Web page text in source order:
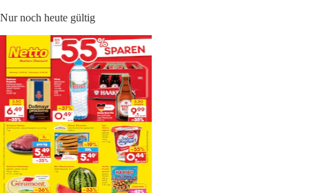
Nur noch heute gültig